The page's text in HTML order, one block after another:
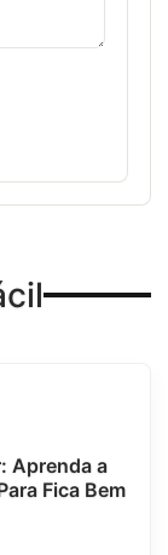
Aprenda a
Fica Bem